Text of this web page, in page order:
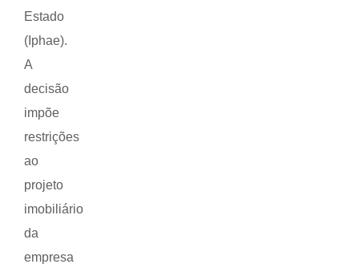
Estado
(Iphae).
A
decisão
impõe
restrições
ao
projeto
imobiliário
da
empresa